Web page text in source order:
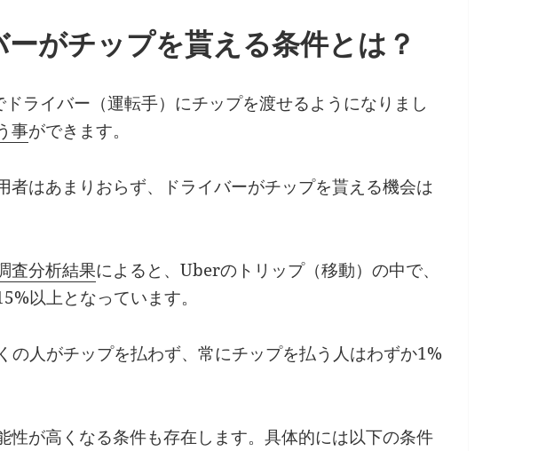
がチップを貰える条件とは？
ライバー（運転手）にチップを渡せるようになりまし
事ができます。
者はあまりおらず、ドライバーがチップを貰える機会は
査分析結果によると、Uberのトリップ（移動）の中で、
以上となっています。
の人がチップを払わず、常にチップを払う人はわずか1%
性が高くなる条件も存在します。具体的には以下の条件